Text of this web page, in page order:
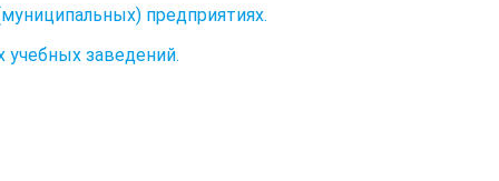
предприятиях.
заведений.